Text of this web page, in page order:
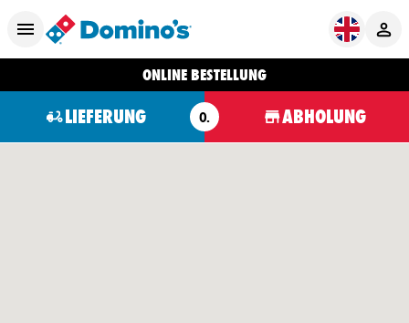
ONLINE BESTELLUNG
LIEFERUNG O. ABHOLUNG